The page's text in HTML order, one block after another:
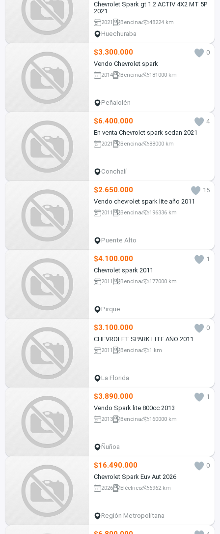
Chevrolet Spark gt 1.2 ACTIV 4X2 MT 5P
2021
2021 Bencina 48224 km
Huechuraba
$3.300.000
0
Vendo Chevrolet spark
2014 Bencina 181000 km
Peñalolén
$6.400.000
4
En venta Chevrolet spark sedan 2021
2021 Bencina 88000 km
Conchalí
$2.650.000
15
Vendo chevrolet spark lite año 2011
2011 Bencina 196336 km
Puente Alto
$4.100.000
1
Chevrolet spark 2011
2011 Bencina 177000 km
Pirque
$3.100.000
0
CHEVROLET SPARK LITE AÑO 2011
2011 Bencina 1 km
La Florida
$3.890.000
1
Vendo Spark lite 800cc 2013
2013 Bencina 160000 km
Ñuñoa
$16.490.000
0
Chevrolet Spark Euv Aut 2026
2026 Eléctrico 6962 km
Región Metropolitana